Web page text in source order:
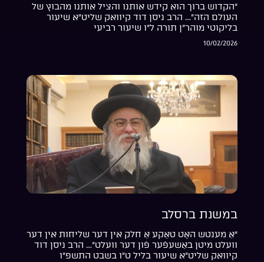
“הקדוש ברוך הוא קידש אותנו והציל אותנו מהבוץ של
העולם הזה”… הרב ניסן דוד קיוואק שליט”א שיעור
בליקוטי מוהר”ן תורה ל”ו שיעור רביעי
10/02/2026
במשנת ברסלב
“אַ מענטש האָט טאַקע אַ חלק אין דער שליחות אין דער
וועלט מיטן באַשעפֿער פֿון דער וועלט”… הרב ניסן דוד
קיוואק שליט”א שיעור בליל ט”ו בשבט התשפ”ו